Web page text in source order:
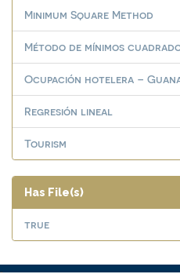
Minimum Square Method
Método de mínimos
Ocupación hotelera –
Regresión lineal
Tourism
Has File(s)
true